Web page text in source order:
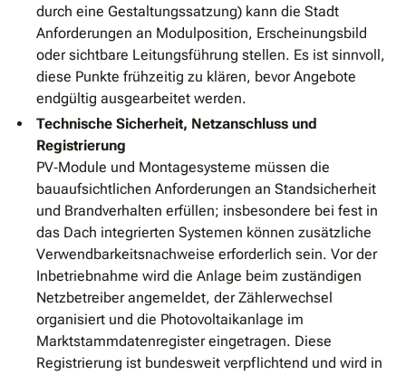
durch eine Gestaltungssatzung) kann die Stadt
Anforderungen an Modulposition, Erscheinungsbild
oder sichtbare Leitungsführung stellen. Es ist sinnvoll,
diese Punkte frühzeitig zu klären, bevor Angebote
endgültig ausgearbeitet werden.
Technische Sicherheit, Netzanschluss und
Registrierung
PV‐Module und Montagesysteme müssen die
bauaufsichtlichen Anforderungen an Standsicherheit
und Brandverhalten erfüllen; insbesondere bei fest in
das Dach integrierten Systemen können zusätzliche
Verwendbarkeitsnachweise erforderlich sein. Vor der
Inbetriebnahme wird die Anlage beim zuständigen
Netzbetreiber angemeldet, der Zählerwechsel
organisiert und die Photovoltaikanlage im
Marktstammdatenregister eingetragen. Diese
Registrierung ist bundesweit verpflichtend und wird in